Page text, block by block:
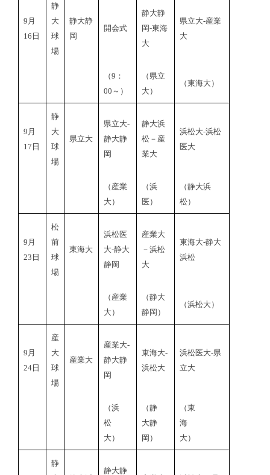
9月
16日
静
大
球
場
静大静
岡
開会式
静大静
岡-東海
大
県立大‐産業
大
（9：
00～）
（県立
大）
（東海大）
9月
17日
静
大
球
場
県立大
県立大‐
静大静
岡
静大浜
松－産
業大
浜松大-浜松
医大
（産業
大）
（浜
医）
（静大浜
松）
9月
23日
松
前
球
場
東海大
浜松医
大‐静大
静岡
産業大
－浜松
大
東海大‐静大
浜松
（産業
大）
（静大
静岡）
（浜松大）
9月
24日
産
大
球
場
産業大
産業大-
静大静
岡
東海大‐
浜松大
浜松医大‐県
立大
（浜
松
大）
（静
大静
岡）
（東
海
大）
静
静大静